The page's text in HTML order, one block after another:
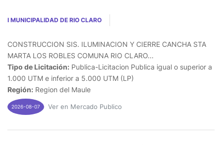
I MUNICIPALIDAD DE RIO CLARO
CONSTRUCCION SIS. ILUMINACION Y CIERRE CANCHA STA
MARTA LOS ROBLES COMUNA RIO CLARO...
Tipo de Licitación: Publica-Licitacion Publica igual o superior a
1.000 UTM e inferior a 5.000 UTM (LP)
Región: Region del Maule
2026-08-07 Ver en Mercado Publico